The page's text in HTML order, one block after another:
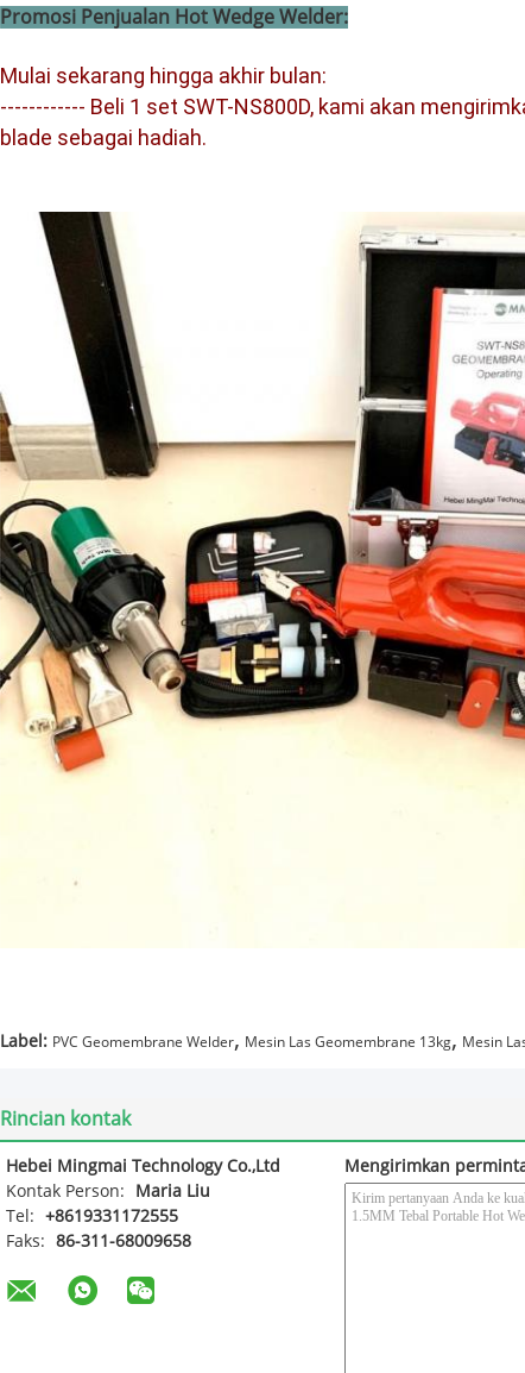
Promosi Penjualan Hot Wedge Welder:
Mulai sekarang hingga akhir bulan:
------------ Beli 1 set SWT-NS800D, kami akan
blade sebagai hadiah.
Label: PVC Geomembrane Welder, Mesin Las Geomembrane 13kg, Mesin
Rincian kontak
Hebei Mingmai Technology Co.,Ltd
Kontak Person:
Maria Liu
Tel: +8619331172555
Faks: 86-311-68009658
Mengirimkan